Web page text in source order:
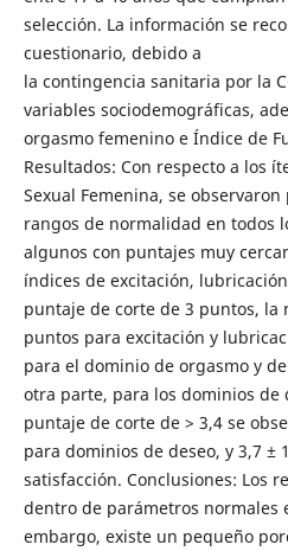
selección. La información se
cuestionario, debido a
la contingencia sanitaria por la
variables sociodemográficas,
orgasmo femenino e Índice de
Resultados: Con respecto a los
Sexual Femenina, se
rangos de normalidad en todos
algunos con puntajes muy
índices de excitación,
puntaje de corte de 3 puntos, la
puntos para excitación y
para el dominio de orgasmo y
otra parte, para los dominios de
puntaje de corte de > 3,4 se
para dominios de deseo, y 3,7 ±
satisfacción. Conclusiones: Los
dentro de parámetros normales
embargo, existe un pequeño